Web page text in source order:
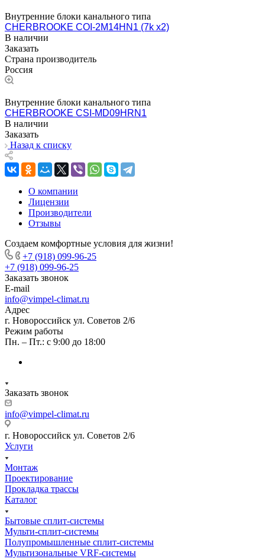
Внутренние блоки канального типа
CHERBROOKE COI-2M14HN1 (7k x2)
В наличии
Заказать
Страна производитель
Россия
Внутренние блоки канального типа
CHERBROOKE CSI-MD09HRN1
В наличии
Заказать
Назад к списку
О компании
Лицензии
Производители
Отзывы
Создаем комфортные условия для жизни!
+7 (918) 099-96-25
+7 (918) 099-96-25
Заказать звонок
E-mail
info@vimpel-climat.ru
Адрес
г. Новороссийск ул. Советов 2/6
Режим работы
Пн. – Пт.: с 9:00 до 18:00
Заказать звонок
info@vimpel-climat.ru
г. Новороссийск ул. Советов 2/6
Услуги
Монтаж
Проектирование
Прокладка трассы
Каталог
Бытовые сплит-системы
Мульти-сплит-системы
Полупромышленные сплит-системы
Мультизональные VRF-системы